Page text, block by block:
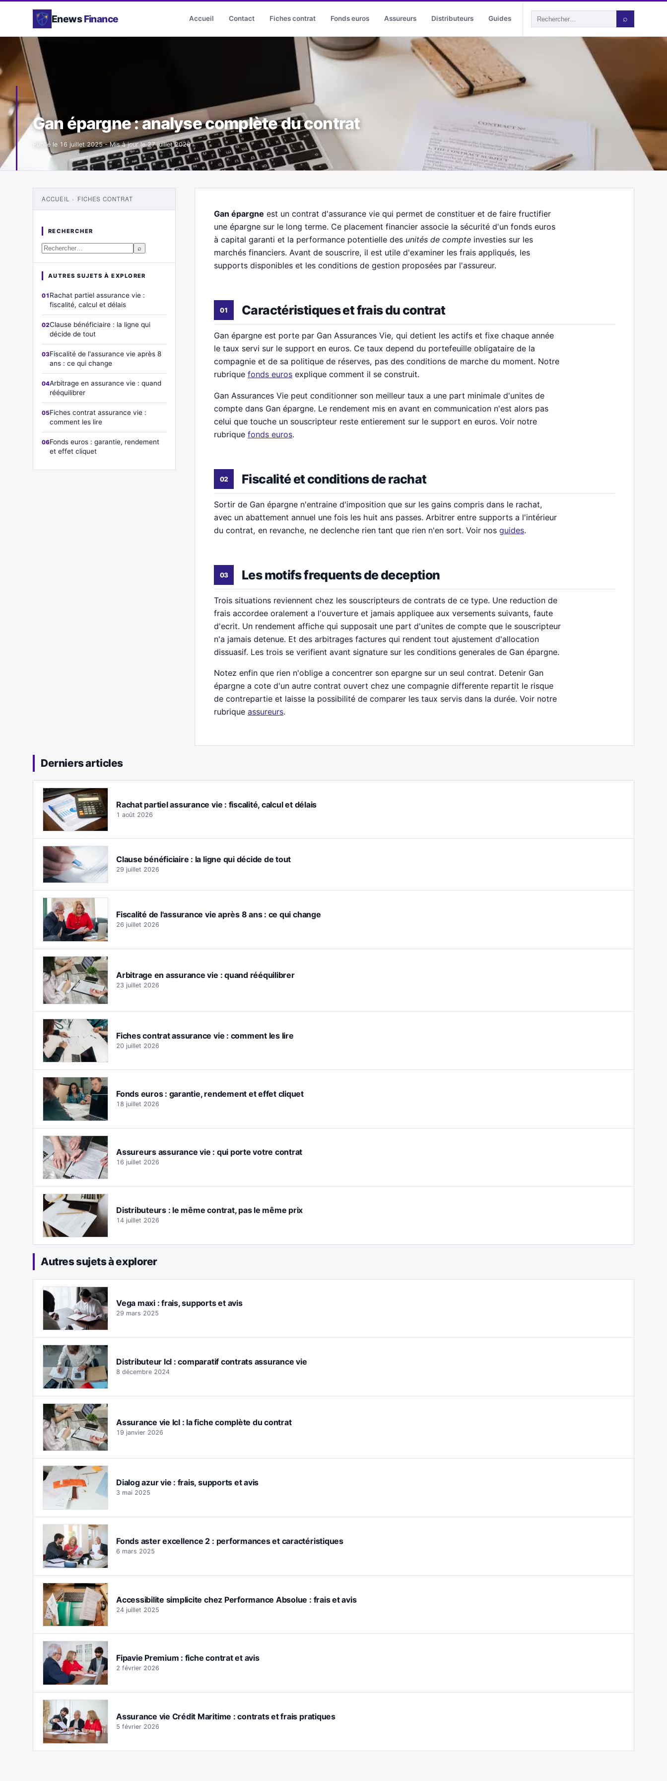
Enews Finance Accueil Contact Fiches contrat Fonds euros Assureurs Distributeurs Guides ⌕
Gan épargne : analyse complète du contrat
Publié le 16 juillet 2025- Mis à jour le27 juillet 2026
Gan épargne est un contrat d'assurance vie qui permet de constituer et de faire fructifier
une épargne sur le long terme. Ce placement financier associe la sécurité d'un fonds euros
à capital garanti et la performance potentielle des unités de compte investies sur les
marchés financiers. Avant de souscrire, il est utile d'examiner les frais appliqués, les
supports disponibles et les conditions de gestion proposées par l'assureur.
Caractéristiques et frais du contrat
Gan épargne est porte par Gan Assurances Vie, qui detient les actifs et fixe chaque année
le taux servi sur le support en euros. Ce taux depend du portefeuille obligataire de la
compagnie et de sa politique de réserves, pas des conditions de marche du moment. Notre
rubrique fonds euros explique comment il se construit.
Gan Assurances Vie peut conditionner son meilleur taux a une part minimale d'unites de
compte dans Gan épargne. Le rendement mis en avant en communication n'est alors pas
celui que touche un souscripteur reste entierement sur le support en euros. Voir notre
rubrique fonds euros.
Fiscalité et conditions de rachat
Sortir de Gan épargne n'entraine d'imposition que sur les gains compris dans le rachat,
avec un abattement annuel une fois les huit ans passes. Arbitrer entre supports a l'intérieur
du contrat, en revanche, ne declenche rien tant que rien n'en sort. Voir nos guides.
Les motifs frequents de deception
Trois situations reviennent chez les souscripteurs de contrats de ce type. Une reduction de
frais accordee oralement a l'ouverture et jamais appliquee aux versements suivants, faute
d'ecrit. Un rendement affiche qui supposait une part d'unites de compte que le souscripteur
n'a jamais detenue. Et des arbitrages factures qui rendent tout ajustement d'allocation
dissuasif. Les trois se verifient avant signature sur les conditions generales de Gan épargne.
Notez enfin que rien n'oblige a concentrer son epargne sur un seul contrat. Detenir Gan
épargne a cote d'un autre contrat ouvert chez une compagnie differente repartit le risque
de contrepartie et laisse la possibilité de comparer les taux servis dans la durée. Voir notre
rubrique assureurs.
ACCUEIL › FICHES CONTRAT
RECHERCHER
⌕
AUTRES SUJETS À EXPLORER
Rachat partiel assurance vie :
fiscalité, calcul et délais
Clause bénéficiaire : la ligne qui
décide de tout
Fiscalité de l'assurance vie après 8
ans : ce qui change
Arbitrage en assurance vie : quand
rééquilibrer
Fiches contrat assurance vie :
comment les lire
Fonds euros : garantie, rendement
et effet cliquet
Derniers articles
Rachat partiel assurance vie : fiscalité, calcul et délais
1 août 2026
Clause bénéficiaire : la ligne qui décide de tout
29 juillet 2026
Fiscalité de l'assurance vie après 8 ans : ce qui change
26 juillet 2026
Arbitrage en assurance vie : quand rééquilibrer
23 juillet 2026
Fiches contrat assurance vie : comment les lire
20 juillet 2026
Fonds euros : garantie, rendement et effet cliquet
18 juillet 2026
Assureurs assurance vie : qui porte votre contrat
16 juillet 2026
Distributeurs : le même contrat, pas le même prix
14 juillet 2026
Autres sujets à explorer
Vega maxi : frais, supports et avis
29 mars 2025
Distributeur lcl : comparatif contrats assurance vie
8 décembre 2024
Assurance vie lcl : la fiche complète du contrat
19 janvier 2026
Dialog azur vie : frais, supports et avis
3 mai 2025
Fonds aster excellence 2 : performances et caractéristiques
6 mars 2025
Accessibilite simplicite chez Performance Absolue : frais et avis
24 juillet 2025
Fipavie Premium : fiche contrat et avis
2 février 2026
Assurance vie Crédit Maritime : contrats et frais pratiques
5 février 2026